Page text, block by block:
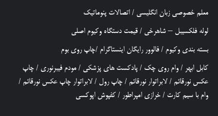
معلم خصوصی زبان انگلیسی / اتصالات پنوماتیک
لوله فلکسیبل – شاهرخی / قیمت دستگاه وکیوم اصلی
بسته بندی وکیوم / فالوور رایگان اینستاگرام /چاپ روی بوم
کابل ابهر / وام روی چک / پادکست های پزشکی / مودم فیبرنوری / چاپ
عکس نورقائم / لابراتوار نورقائم / چاپ رول / لابراتوار چاپ عکس نورقائم /
وام با سیم کارت / خرازی امپراطور / کفپوش اپوکسی